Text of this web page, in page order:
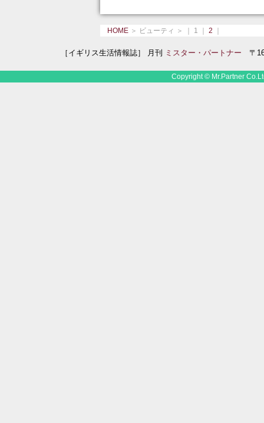
HOME ＞ ビューティ ＞ ｜ 1 ｜ 2
［イギリス生活情報誌］ 月刊 ミスター・パートナー 〒
Copyright © Mr.Partner